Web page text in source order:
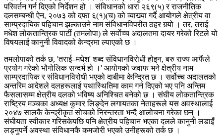
परिवर्तन गर्न दिएको निर्देशन हो । संविधानको धारा २६९(५) र राजनीतिक
दलसम्बन्धी ऐन, २०७३ को दफा ६(१)(च) को व्याख्या गर्दै आयोगले क्षेत्रीय वा
साम्प्रदायिक पहिचान झल्काउने नाम संविधानविपरीत ठहर गर्‍यो । तर, तराई
मधेश लोकतान्त्रिक पार्टी (तमलोपा) ले सर्वोच्च अदालतमा दायर गरेको रिटले यो
विषयलाई कानुनी विवादको केन्द्रमा ल्याएको छ ।
तमलोपाको तर्क छ, 'तराई–मधेश' शब्द संविधानविरोधी होइन, बरु राज्य आफैंले
प्रयोग गरेको भौगोलिक सन्दर्भ हो ।' आयोगको जवाफ भने क्षेत्रीय नाम
साम्प्रदायिक र संविधानविरोधी भएको दाबीमा केन्द्रित छ । सर्वोच्च अदालतको
अन्तरिम आदेशले दलहरूलाई यथास्थितिमा काम गर्न दिएको भए पनि अन्तिम
फैसलासम्म क्षेत्रीय दलको भविष्य अनिश्चित बनेको छ । संघीय लोकतान्त्रिक
राष्ट्रिय मञ्चका अध्यक्ष कुमार लिङ्देन लगायतका नेताहरूले यस अवस्थालाई
२०४७ सालकै केन्द्रीकृत सोचको निरन्तरता भन्दै आलोचना गरेका छन् ।
संघीयता स्वीकार गरिसकेपछि पनि क्षेत्रीय पहिचान भएका दलले कानुनी लडाइँ
लड्नुपर्ने अवस्था संविधानकै कमजोरी भएको उनीहरूको तर्क छ ।